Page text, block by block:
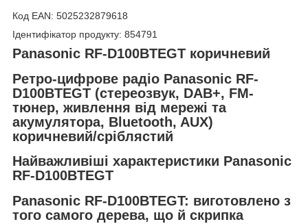
Код EAN: 5025232879618
Ідентифікатор продукту: 854791
Panasonic RF-D100BTEGT коричневий
Ретро-цифрове радіо Panasonic RF-
D100BTEGT (стереозвук, DAB+, FM-
тюнер, живлення від мережі та
акумулятора, Bluetooth, AUX)
коричневий/сріблястий
Найважливіші характеристики Panasonic
RF-D100BTEGT
Panasonic RF-D100BTEGT: виготовлено з
того самого дерева, що й скрипка